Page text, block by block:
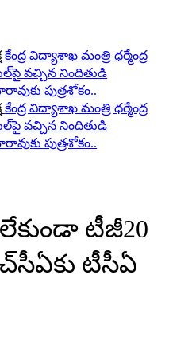
విద్యాశాఖ మంత్రి ధర్మేంద్ర
వచ్చిన నిందితుడి
పుత్రశోకం..
విద్యాశాఖ మంత్రి ధర్మేంద్ర
వచ్చిన నిందితుడి
పుత్రశోకం..
టీజీ20
టీసీఏ